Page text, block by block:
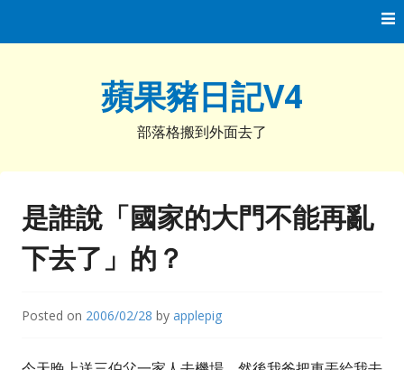
蘋果豬日記V4
部落格搬到外面去了
是誰說「國家的大門不能再亂
下去了」的？
Posted on 2006/02/28 by applepig